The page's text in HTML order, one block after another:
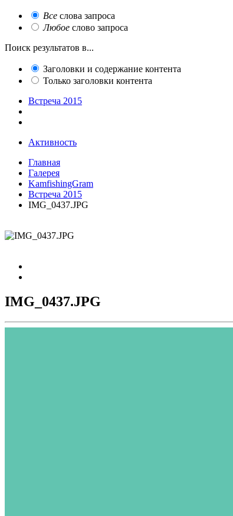
Все слова запроса
Любое слово запроса
Поиск результатов в...
Заголовки и содержание контента
Только заголовки контента
Встреча 2015
Активность
Главная
Галерея
KamfishingGram
Встреча 2015
IMG_0437.JPG
IMG_0437.JPG